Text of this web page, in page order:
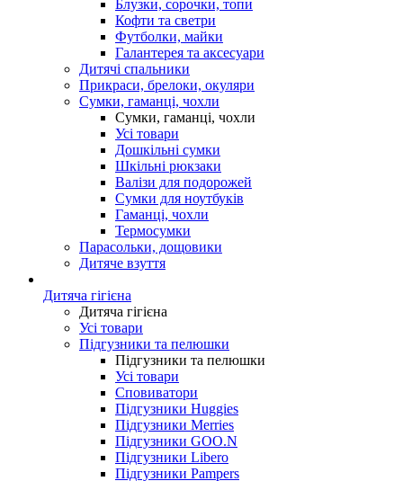
Блузки, сорочки, топи
Кофти та светри
Футболки, майки
Галантерея та аксесуари
Дитячі спальники
Прикраси, брелоки, окуляри
Сумки, гаманці, чохли
Сумки, гаманці, чохли
Усі товари
Дошкільні сумки
Шкільні рюкзаки
Валізи для подорожей
Сумки для ноутбуків
Гаманці, чохли
Термосумки
Парасольки, дощовики
Дитяче взуття
Дитяча гігієна
Дитяча гігієна
Усі товари
Підгузники та пелюшки
Підгузники та пелюшки
Усі товари
Сповиватори
Підгузники Huggies
Підгузники Merries
Підгузники GOO.N
Підгузники Libero
Підгузники Pampers